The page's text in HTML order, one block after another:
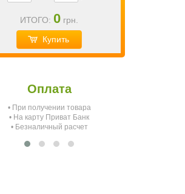
ИТОГО: 0 грн.
Купить
Оплата
• При получении товара
• На карту Приват Банк
• Безналичный расчет